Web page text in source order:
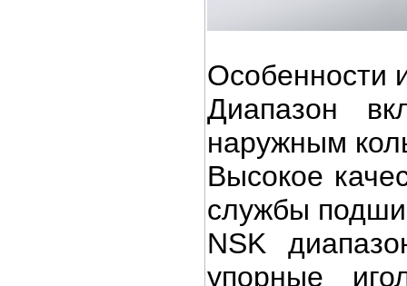
Особенности
Диапазон
наружным
Высокое
службы
NSK
упорные